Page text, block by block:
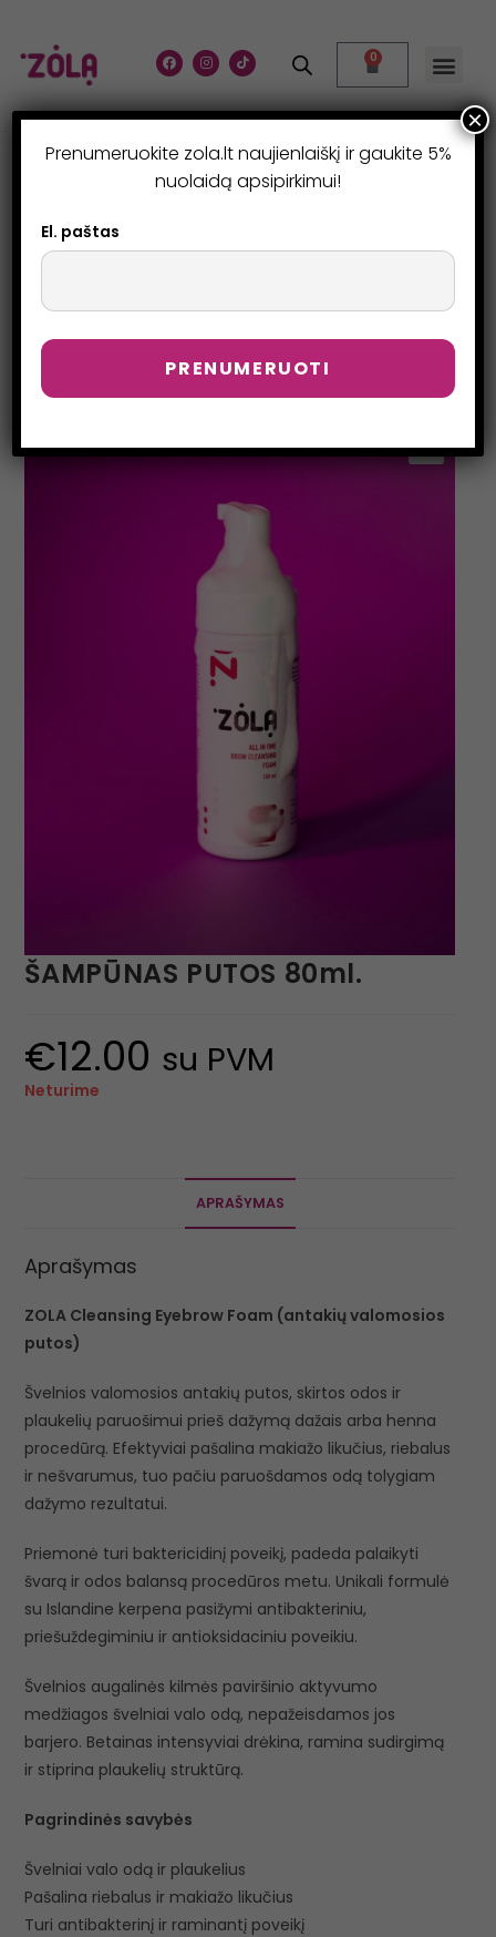
0
ŠAMPŪNAS PUTOS
80ML.
ŠAMPŪNAS PUTOS 80ml.
€12.00 su PVM
Neturime
APRAŠYMAS
Aprašymas
ZOLA Cleansing Eyebrow Foam (antakių valomosios
putos)
Švelnios valomosios antakių putos, skirtos odos ir
plaukelių paruošimui prieš dažymą dažais arba henna
procedūrą. Efektyviai pašalina makiažo likučius, riebalus
ir nešvarumus, tuo pačiu paruošdamos odą tolygiam
dažymo rezultatui.
Priemonė turi baktericidinį poveikį, padeda palaikyti
švarą ir odos balansą procedūros metu. Unikali formulė
su Islandine kerpena pasižymi antibakteriniu,
priešuždegiminiu ir antioksidaciniu poveikiu.
Švelnios augalinės kilmės paviršinio aktyvumo
medžiagos švelniai valo odą, nepažeisdamos jos
barjero. Betainas intensyviai drėkina, ramina sudirgimą
ir stiprina plaukelių struktūrą.
Pagrindinės savybės
Švelniai valo odą ir plaukelius
Pašalina riebalus ir makiažo likučius
Turi antibakterinį ir raminantį poveikį
Prenumeruokite zola.lt naujienlaiškį ir gaukite 5%
nuolaidą apsipirkimui!
El. paštas
×